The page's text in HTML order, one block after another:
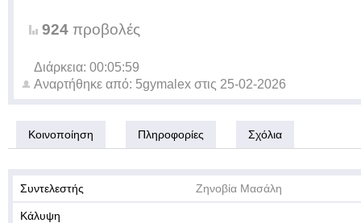
924 προβολές
Διάρκεια: 00:05:59
Αναρτήθηκε από: 5gymalex στις 25-02-2026
Κοινοποίηση Πληροφορίες Σχόλια
Συντελεστής Ζηνοβία Μασάλη
Κάλυψη